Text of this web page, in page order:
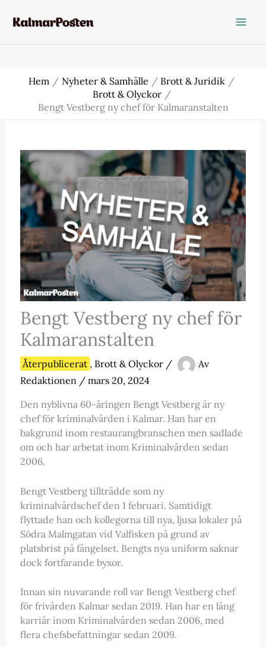
Hem Nyheter & Samhälle
Brott & Juridik
Brott & Olyckor
Bengt Vestberg ny chef för Kalmaranstalten
Bengt Vestberg ny chef för
Kalmaranstalten
Återpublicerat , Brott & Olyckor/
Av
Redaktionen / mars 20, 2024
Den nyblivna 60-åringen Bengt Vestberg är ny
chef för kriminalvården i Kalmar. Han har en
bakgrund inom restaurangbranschen men sadlade
om och har arbetat inom Kriminalvården sedan
2006.
Bengt Vestberg tillträdde som ny
kriminalvårdschef den 1 februari. Samtidigt
flyttade han och kollegorna till nya, ljusa lokaler på
Södra Malmgatan vid Valfisken på grund av
platsbrist på fängelset. Bengts nya uniform saknar
dock fortfarande byxor.
Innan sin nuvarande roll var Bengt Vestberg chef
för frivården Kalmar sedan 2019. Han har en lång
karriär inom Kriminalvården sedan 2006, med
flera chefsbefattningar sedan 2009.